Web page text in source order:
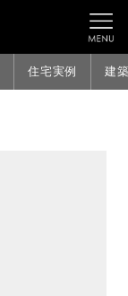
住宅実例 建